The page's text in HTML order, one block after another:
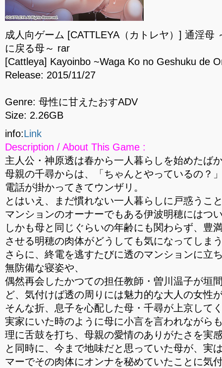
成人向ゲーム [CATTLEYA（カトレヤ）] 通淫母
に戻る母～ rar
[Cattleya] Kayoinbo ~Waga Ko no Geshuku de
Release: 2015/11/27
Genre: 母性に甘えたおすADV
Size: 2.26GB
info:Link
Description / About This Game :
主人公・神原透は春から一人暮らしを始めたば
母親の千尋からは、「ちゃんとやっているの？
電話が掛かってきてウンザリ。
とはいえ、まだ慣れない一人暮らしに戸惑うこ
マンションのオーナーでもある伊波明穂にはつ
しかも母と同じぐらいの年齢にも関わらず、豊
させる明穂の肉体がどうしても気になってしま
さらに、終電を逃すたびに透のマンションに立
無防備な寝姿や、
偶然再会したかつての担任教師・曽川温子が垣
ど、気付けば透の周りには魅力的な大人の女性
そんな折、息子を心配した母・千尋が上京して
実家にいた時のように母に小言を言われながら
理に舌鼓を打ち、母親の愛情のありがたさを実
と同時に、今まで地味だと思っていた母が、実
マーでその肉体にオンナを秘めていたことに気